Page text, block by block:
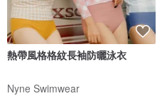
熱帶風格格紋長袖防曬泳衣
Nyne Swimwear